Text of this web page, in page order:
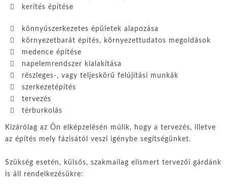
kerítés építése
könnyűszerkezetes épületek alapozása
környezetbarát építés, környezettudatos megoldások
medence építése
napelemrendszer kialakítása
részleges-, vagy teljeskörű felújítási munkák
szerkezetépítés
tervezés
térburkolás
Kizárólag az Ön elképzelésén múlik, hogy a tervezés, illetve
az építés mely fázisától veszi igénybe segítségünket.
Szükség esetén, külsős, szakmailag elismert tervezői gárdánk
is áll rendelkezésükre: